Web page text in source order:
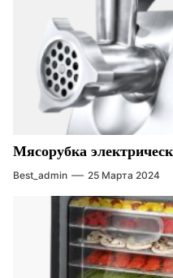
Мясорубка
Best_admin 25 Марта 2024